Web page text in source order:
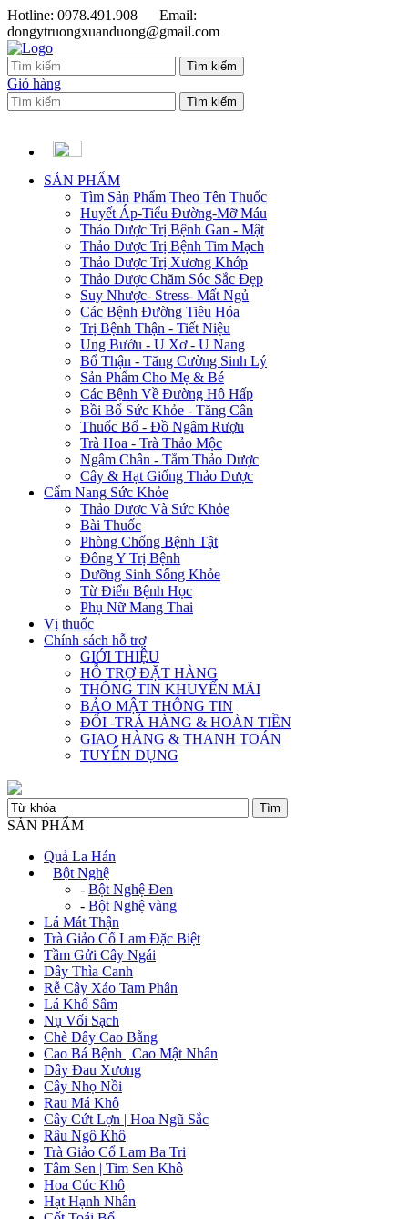
Hotline: 0978.491.908
Email:
dongytruongxuanduong@gmail.com
Giỏ hàng
SẢN PHẨM
Tìm Sản Phẩm Theo Tên Thuốc
Huyết Áp-Tiểu Đường-Mỡ Máu
Thảo Dược Trị Bệnh Gan - Mật
Thảo Dược Trị Bệnh Tim Mạch
Thảo Dược Trị Xương Khớp
Thảo Dược Chăm Sóc Sắc Đẹp
Suy Nhược- Stress- Mất Ngủ
Các Bệnh Đường Tiêu Hóa
Trị Bệnh Thận - Tiết Niệu
Ung Bướu - U Xơ - U Nang
Bổ Thận - Tăng Cường Sinh Lý
Sản Phẩm Cho Mẹ & Bé
Các Bệnh Về Đường Hô Hấp
Bồi Bổ Sức Khỏe - Tăng Cân
Thuốc Bổ - Đồ Ngâm Rượu
Trà Hoa - Trà Thảo Mộc
Ngâm Chân - Tắm Thảo Dược
Cây & Hạt Giống Thảo Dược
Cẩm Nang Sức Khỏe
Thảo Dược Và Sức Khỏe
Bài Thuốc
Phòng Chống Bệnh Tật
Đông Y Trị Bệnh
Dưỡng Sinh Sống Khỏe
Từ Điển Bệnh Học
Phụ Nữ Mang Thai
Vị thuốc
Chính sách hỗ trợ
GIỚI THIỆU
HỖ TRỢ ĐẶT HÀNG
THÔNG TIN KHUYẾN MÃI
BẢO MẬT THÔNG TIN
ĐỔI -TRẢ HÀNG & HOÀN TIỀN
GIAO HÀNG & THANH TOÁN
TUYỂN DỤNG
SẢN PHẨM
Quả La Hán
Bột Nghệ
- Bột Nghệ Đen
- Bột Nghệ vàng
Lá Mát Thận
Trà Giảo Cổ Lam Đặc Biệt
Tầm Gửi Cây Ngái
Dây Thìa Canh
Rễ Cây Xáo Tam Phân
Lá Khổ Sâm
Nụ Vối Sạch
Chè Dây Cao Bằng
Cao Bá Bệnh | Cao Mật Nhân
Dây Đau Xương
Cây Nhọ Nồi
Rau Má Khô
Cây Cứt Lợn | Hoa Ngũ Sắc
Râu Ngô Khô
Trà Giảo Cổ Lam Ba Tri
Tâm Sen | Tim Sen Khô
Hoa Cúc Khô
Hạt Hạnh Nhân